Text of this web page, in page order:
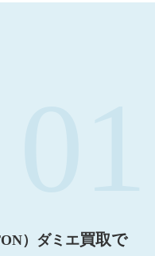
） ダミエ買取で